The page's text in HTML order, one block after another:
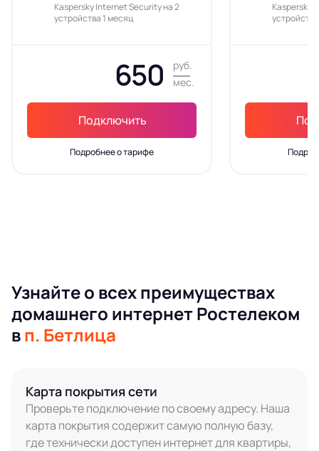
Kaspersky Internet Security на 2
устройства 1 месяц
650
руб.
мес.
Подключить
Подробнее о тарифе
Kaspersky
Узнайте о всех преимуществах
домашнего интернет Ростелеком
вп. Бетлица
Карта покрытия сети
Проверьте подключение по своему адресу. Наша
карта покрытия содержит самую полную базу,
где технически доступен интернет для квартиры,